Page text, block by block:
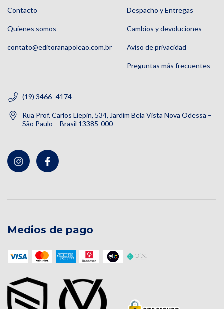
Contacto
Quienes somos
contato@editoranapoleao.com.br
Despacho y Entregas
Cambios y devoluciones
Aviso de privacidad
Preguntas más frecuentes
(19) 3466- 4174
Rua Prof. Carlos Liepin, 534, Jardim Bela Vista Nova Odessa –
São Paulo – Brasil 13385-000
Medios de pago